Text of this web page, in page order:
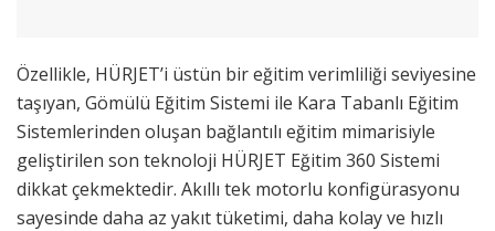
Özellikle, HÜRJET’i üstün bir eğitim verimliliği seviyesine
taşıyan, Gömülü Eğitim Sistemi ile Kara Tabanlı Eğitim
Sistemlerinden oluşan bağlantılı eğitim mimarisiyle
geliştirilen son teknoloji HÜRJET Eğitim 360 Sistemi
dikkat çekmektedir. Akıllı tek motorlu konfigürasyonu
sayesinde daha az yakıt tüketimi, daha kolay ve hızlı